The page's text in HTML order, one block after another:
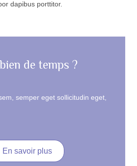
dapibus porttitor.
de temps ?
semper eget sollicitudin eget,
En savoir plus